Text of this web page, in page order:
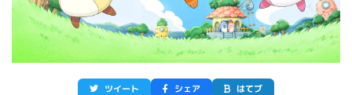
ツイート シェア はてブ